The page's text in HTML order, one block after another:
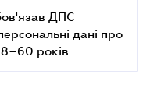
ДПС
дані про
років